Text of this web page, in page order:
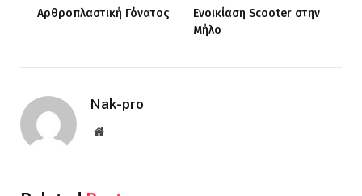
Αρθροπλαστική Γόνατος
Ενοικίαση Scooter στην
Μήλο
Nak-pro
Website